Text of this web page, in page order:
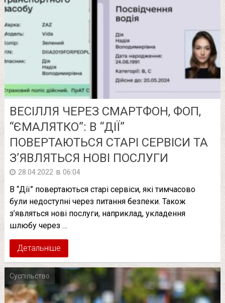
ВЕСІЛЛЯ ЧЕРЕЗ СМАРТФОН, ФОП,
“ЄМАЛЯТКО”: В “ДІЇ”
ПОВЕРТАЮТЬСЯ СТАРІ СЕРВІСИ ТА
З’ЯВЛЯТЬСЯ НОВІ ПОСЛУГИ
28.04.2022 в 06:04
В “Дії” повертаються старі сервіси, які тимчасово
були недоступні через питання безпеки. Також
з’являться нові послуги, наприклад, укладення
шлюбу через …
Детальніше
Суспільство